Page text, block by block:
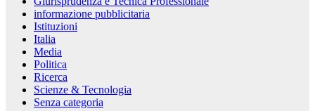
informazione pubblicitaria
Istituzioni
Italia
Media
Politica
Ricerca
Scienze & Tecnologia
Senza categoria